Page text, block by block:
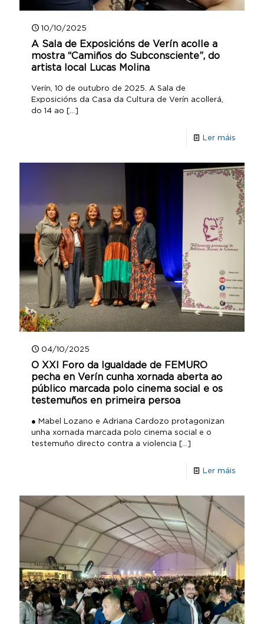
10/10/2025
A Sala de Exposicións de Verín acolle a
mostra “Camiños do Subconsciente”, do
artista local Lucas Molina
Verín, 10 de outubro de 2025. A Sala de
Exposicións da Casa da Cultura de Verín acollerá,
do 14 ao […]
Ler máis
04/10/2025
O XXI Foro da Igualdade de FEMURO
pecha en Verín cunha xornada aberta ao
público marcada polo cinema social e os
testemuños en primeira persoa
● Mabel Lozano e Adriana Cardozo protagonizan
unha xornada marcada polo cinema social e o
testemuño directo contra a violencia […]
Ler máis